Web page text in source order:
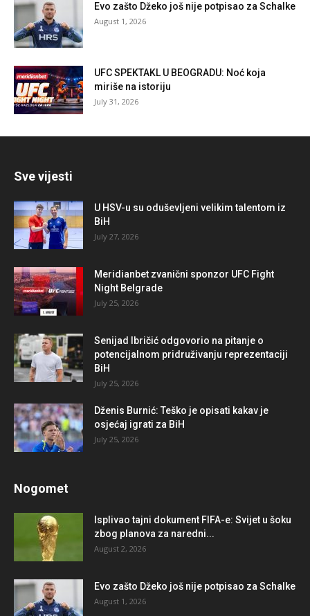
Evo zašto Džeko još nije potpisao za Schalke
August 1, 2026
UFC SPEKTAKL U BEOGRADU: Noć koja
miriše na istoriju
July 31, 2026
Sve vijesti
U HSV-u su oduševljeni velikim talentom iz
BiH
July 27, 2026
Meridianbet zvanični sponzor UFC Fight
Night Belgrade
July 25, 2026
Senijad Ibričić odgovorio na pitanje o
potencijalnom pridruživanju reprezentaciji
BiH
July 25, 2026
Dženis Burnić: Teško je opisati kakav je
osjećaj igrati za BiH
July 25, 2026
Nogomet
Isplivao tajni dokument FIFA-e: Svijet u šoku
zbog planova za naredni...
August 2, 2026
Evo zašto Džeko još nije potpisao za Schalke
August 1, 2026